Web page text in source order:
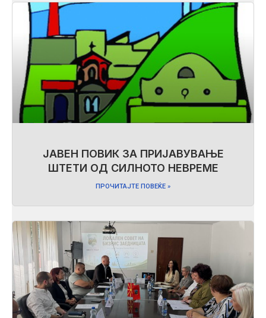
ЈАВЕН ПОВИК ЗА ПРИЈАВУВАЊЕ
ШТЕТИ ОД СИЛНОТО НЕВРЕМЕ
ПРОЧИТАЈТЕ ПОВЕЌЕ »